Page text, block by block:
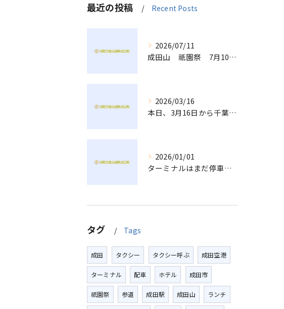
最近の投稿 Recent Posts
2026/07/11
成田山 祇園祭 7月10日、11日、12日
2026/03/16
本日、3月16日から千葉県全域のタクシー運賃が改定になりました。
2026/01/01
ターミナルはまだ停車している車があります。
タグ Tags
成田 タクシー タクシー呼ぶ 成田空港
ターミナル 配車 ホテル 成田市
祇園祭 参道 成田駅 成田山 ランチ